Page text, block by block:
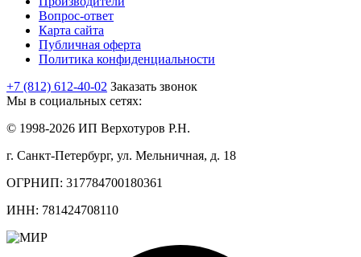
Вопрос-ответ
Карта сайта
Публичная оферта
Политика конфиденциальности
+7 (812) 612-40-02 Заказать звонок
Мы в социальных сетях:
© 1998-2026 ИП Верхотуров Р.Н.
г. Санкт-Петербург, ул. Мельничная, д. 18
ОГРНИП: 317784700180361
ИНН: 781424708110